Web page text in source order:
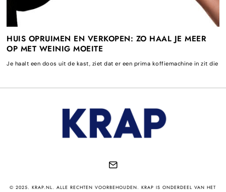
HUIS OPRUIMEN EN VERKOPEN: ZO HAAL JE MEER
OP MET WEINIG MOEITE
Je haalt een doos uit de kast, ziet dat er een prima koffiemachine in zit die
© 2025. KRAP.NL. ALLE RECHTEN VOORBEHOUDEN. KRAP IS ONDERDEEL VAN HET